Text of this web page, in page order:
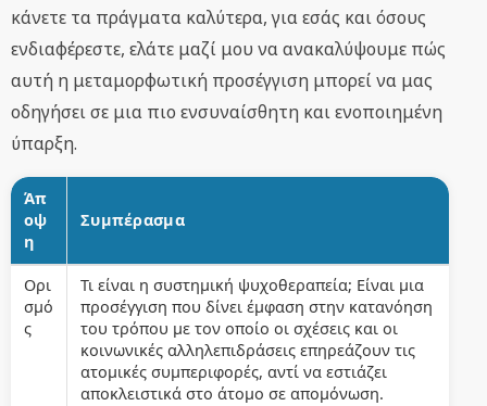
κάνετε τα πράγματα καλύτερα, για εσάς και όσους
ενδιαφέρεστε, ελάτε μαζί μου να ανακαλύψουμε πώς
αυτή η μεταμορφωτική προσέγγιση μπορεί να μας
οδηγήσει σε μια πιο ενσυναίσθητη και ενοποιημένη
ύπαρξη.
Άπ
οψ
η
Συμπέρασμα
Ορι
σμό
ς
Τι είναι η συστημική ψυχοθεραπεία; Είναι μια
προσέγγιση που δίνει έμφαση στην κατανόηση
του τρόπου με τον οποίο οι σχέσεις και οι
κοινωνικές αλληλεπιδράσεις επηρεάζουν τις
ατομικές συμπεριφορές, αντί να εστιάζει
αποκλειστικά στο άτομο σε απομόνωση.